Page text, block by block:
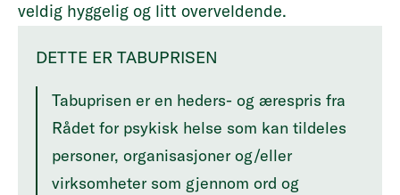
veldig hyggelig og litt overveldende.
DETTE ER TABUPRISEN
Tabuprisen er en heders- og ærespris fra
Rådet for psykisk helse som kan tildeles
personer, organisasjoner og/eller
virksomheter som gjennom ord og